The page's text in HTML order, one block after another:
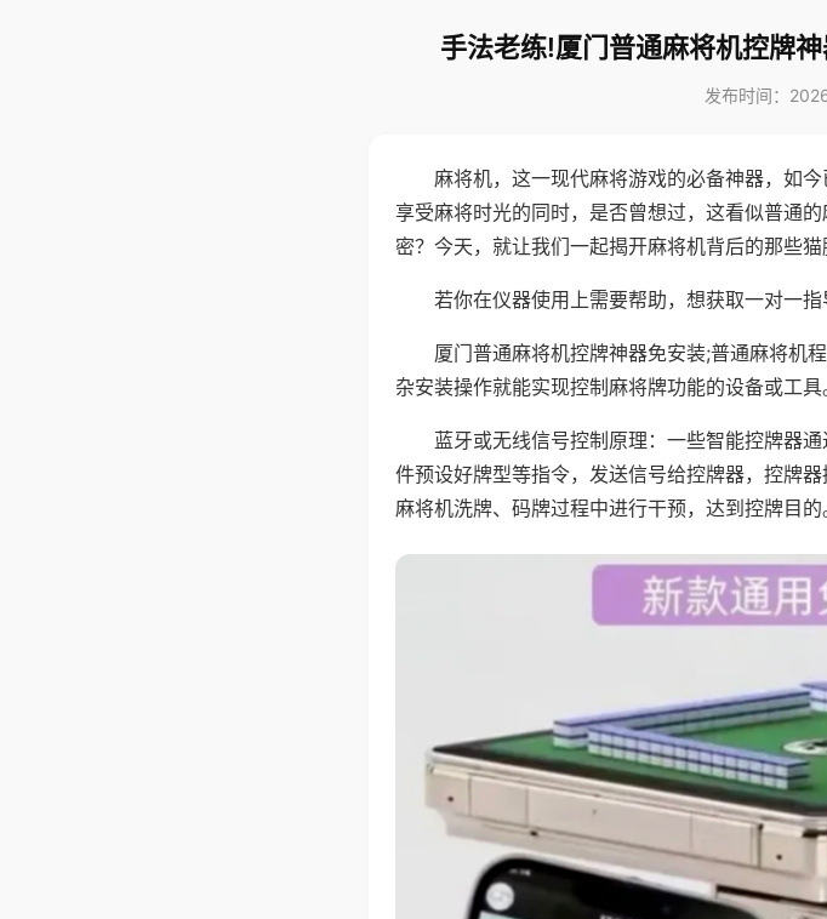
手法老练!厦门普通麻将机控牌
发布时间：
麻将机，这一现代麻将游戏的必备神器，如
享受麻将时光的同时，是否曾想过，这看似普通
密？今天，就让我们一起揭开麻将机背后的那些猫
若你在仪器使用上需要帮助，想获取一对一
厦门普通麻将机控牌神器免安装;普通麻将机
杂安装操作就能实现控制麻将牌功能的设备或工具
蓝牙或无线信号控制原理：一些智能控牌器
件预设好牌型等指令，发送信号给控牌器，控牌
麻将机洗牌、码牌过程中进行干预，达到控牌目的